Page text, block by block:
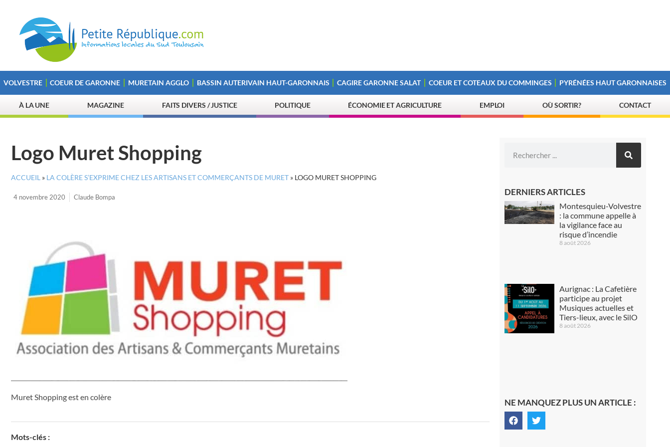
VOLVESTRE COEUR DE GARONNE MURETAIN AGGLO BASSIN AUTERIVAIN HAUT-GARONNAIS CAGIRE GARONNE SALAT COEUR ET COTEAUX DU COMMINGES PYRÉNÉES HAUT GARONNAISES
À LA UNE MAGAZINE FAITS DIVERS / JUSTICE POLITIQUE ÉCONOMIE ET AGRICULTURE EMPLOI OÙ SORTIR? CONTACT
Logo Muret Shopping
ACCUEIL » LA COLÈRE S’EXPRIME CHEZ LES ARTISANS ET COMMERÇANTS DE MURET » LOGO MURET SHOPPING
4 novembre 2020 Claude Bompa
Muret Shopping est en colère
Mots-clés :
DERNIERS ARTICLES
Montesquieu-Volvestre
: la commune appelle à
la vigilance face au
risque d’incendie
8 août 2026
Aurignac : La Cafetière
participe au projet
Musiques actuelles et
Tiers-lieux, avec le SilO
8 août 2026
NE MANQUEZ PLUS UN ARTICLE :